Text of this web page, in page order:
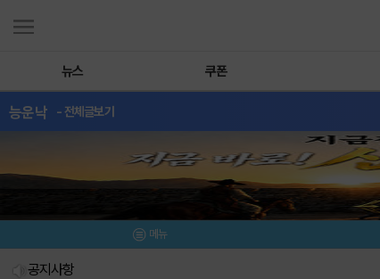
뉴스 쿠폰
능운낙 - 전체글보기
메뉴
공지사항